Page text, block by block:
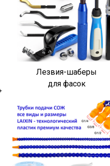
Лезвия-шаберы
для фасок